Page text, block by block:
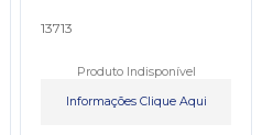
13713
Produto Indisponível
Informações Clique Aqui